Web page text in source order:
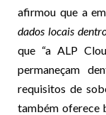
afirmou que a
dados locais
que “a ALP
permaneçam
requisitos de
também oferece